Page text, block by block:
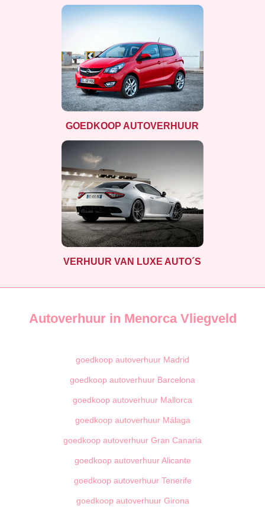
GOEDKOOP AUTOVERHUUR
VERHUUR VAN LUXE AUTO´S
Autoverhuur in Menorca Vliegveld
goedkoop autoverhuur Madrid
goedkoop autoverhuur Barcelona
goedkoop autoverhuur Mallorca
goedkoop autoverhuur Málaga
goedkoop autoverhuur Gran Canaria
goedkoop autoverhuur Alicante
goedkoop autoverhuur Tenerife
goedkoop autoverhuur Girona